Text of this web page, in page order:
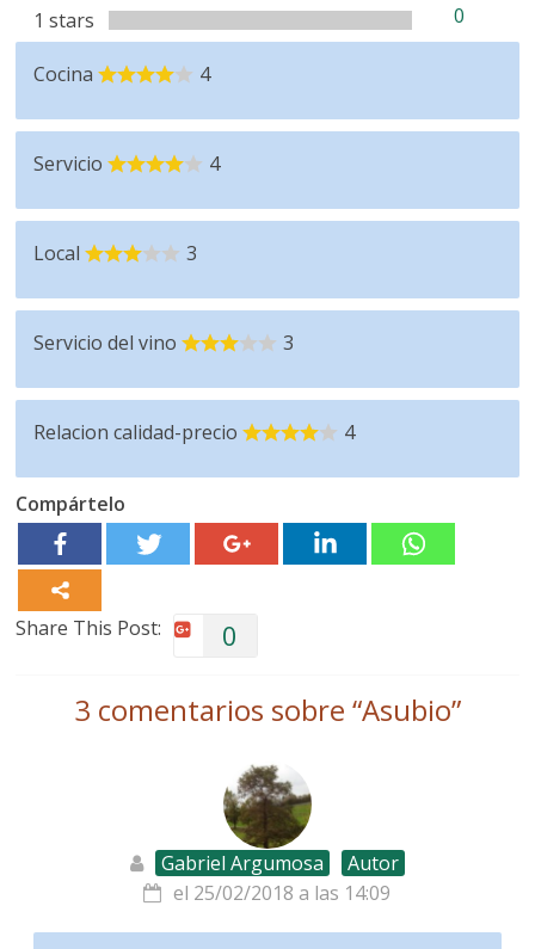
1 stars
0
Cocina 4
Servicio 4
Local 3
Servicio del vino 3
Relacion calidad-precio 4
Compártelo
Share This Post: 0
3 comentarios sobre “Asubio”
Gabriel Argumosa
Autor
el 25/02/2018 a las 14:09